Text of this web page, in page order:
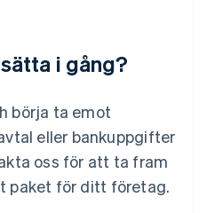
i gång?
börja ta emot
eller bankuppgifter
oss för att ta fram
paket för ditt företag.